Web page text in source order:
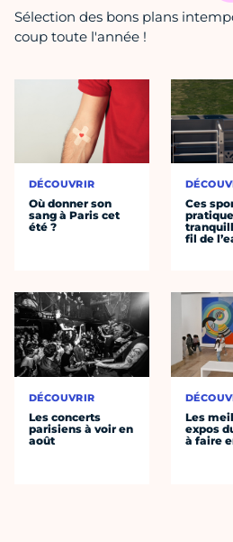
Sélection des bons plans
coup toute l'année !
DÉCOUVRIR
Où donner son
sang à Paris cet
été ?
DÉCOUVRIR
Les concerts
parisiens à voir en
août
Ces
fil de
Les
expos
à faire